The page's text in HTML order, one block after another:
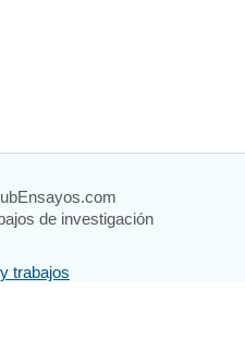
de investigación
trabajos